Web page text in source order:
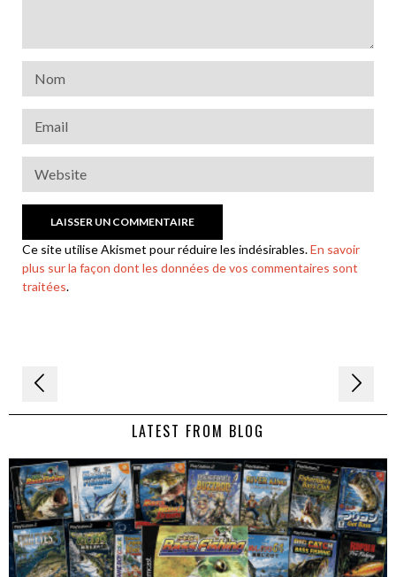
Ce site utilise Akismet pour réduire les indésirables.En savoir
plus sur la façon dont les données de vos commentaires sont
traitées.
Navigation
de LATEST FROM BLOG